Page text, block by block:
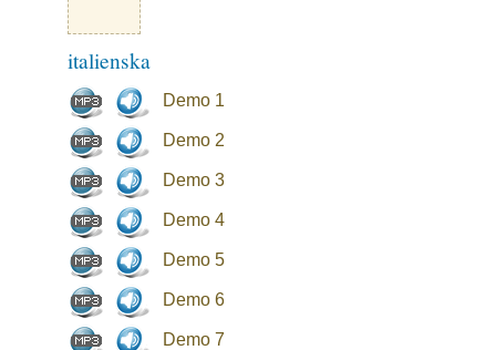
italienska
Demo 1
Demo 2
Demo 3
Demo 4
Demo 5
Demo 6
Demo 7